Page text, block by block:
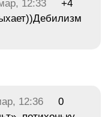
12:33
+4
12:36
0